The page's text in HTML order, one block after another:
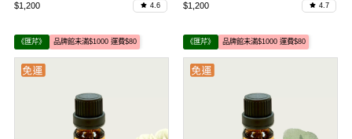
$1,200 4.6 $1,200 4.7
《匯芹》 品牌館未滿$1000 運費$80 《匯芹》 品牌館未滿$1000 運費$80